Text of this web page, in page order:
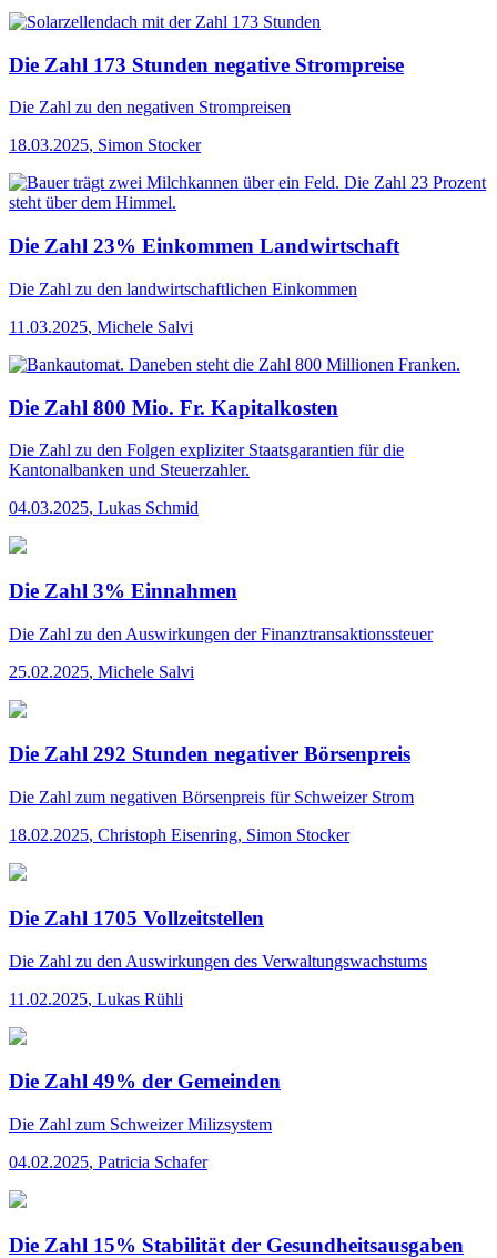
Die Zahl 173 Stunden negative Strompreise
Die Zahl zu den negativen Strompreisen
18.03.2025, Simon Stocker
Die Zahl 23% Einkommen Landwirtschaft
Die Zahl zu den landwirtschaftlichen Einkommen
11.03.2025, Michele Salvi
Die Zahl 800 Mio. Fr. Kapitalkosten
Die Zahl zu den Folgen expliziter Staatsgarantien für die
Kantonalbanken und Steuerzahler.
04.03.2025, Lukas Schmid
Die Zahl 3% Einnahmen
Die Zahl zu den Auswirkungen der Finanztransaktionssteuer
25.02.2025, Michele Salvi
Die Zahl 292 Stunden negativer Börsenpreis
Die Zahl zum negativen Börsenpreis für Schweizer Strom
18.02.2025, Christoph Eisenring, Simon Stocker
Die Zahl 1705 Vollzeitstellen
Die Zahl zu den Auswirkungen des Verwaltungswachstums
11.02.2025, Lukas Rühli
Die Zahl 49% der Gemeinden
Die Zahl zum Schweizer Milizsystem
04.02.2025, Patricia Schafer
Die Zahl 15% Stabilität der Gesundheitsausgaben